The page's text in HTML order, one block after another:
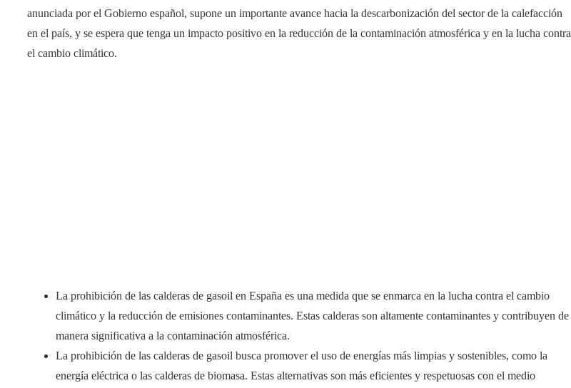
anunciada por el Gobierno español, supone un importante avance hacia la descarbonización del sector de la calefacción
en el país, y se espera que tenga un impacto positivo en la reducción de la contaminación atmosférica y en la lucha contra
el cambio climático.
La prohibición de las calderas de gasoil en España es una medida que se enmarca en la lucha contra el cambio
climático y la reducción de emisiones contaminantes. Estas calderas son altamente contaminantes y contribuyen de
manera significativa a la contaminación atmosférica.
La prohibición de las calderas de gasoil busca promover el uso de energías más limpias y sostenibles, como la
energía eléctrica o las calderas de biomasa. Estas alternativas son más eficientes y respetuosas con el medio